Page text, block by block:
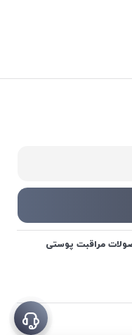
مراقبت پوستی